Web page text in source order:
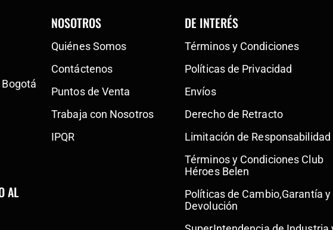
AL
NOSOTROS
Quiénes Somos
Contáctenos
Puntos de Venta
Trabaja con Nosotros
IPQR
DE INTERÉS
Términos y Condiciones
Políticas de Privacidad
Envíos
Derecho de Retracto
Limitación de Responsabilidad
Términos y Condiciones Club
Héroes Belen
Políticas de Cambio,Garantía y
Devolución